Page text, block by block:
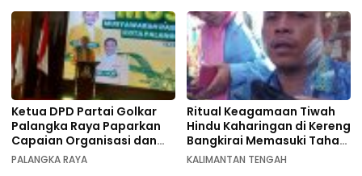
Ketua DPD Partai Golkar
Palangka Raya Paparkan
Capaian Organisasi dan
Kemenangan Pemilu pada
PALANGKA RAYA
Ritual Keagamaan Tiwah
Hindu Kaharingan di Kereng
Bangkirai Memasuki Tahap
Akhir
KALIMANTAN TENGAH